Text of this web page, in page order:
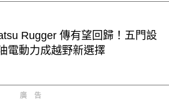
Rugger 傳有望回歸！五門設
電動力成越野新選擇
廣告